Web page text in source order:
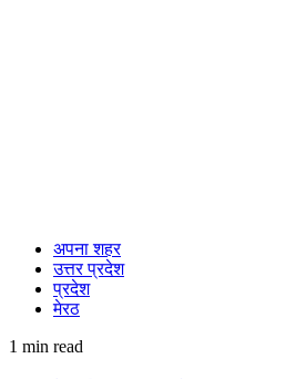
अपना शहर
उत्तर प्रदेश
प्रदेश
मेरठ
1 min read